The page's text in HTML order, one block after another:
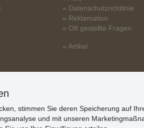
» Datenschutzrichtlinie
» Reklamation
» Oft gestellte Fragen
» Artikel
stimmen Sie deren Speicherung auf
und mit unseren